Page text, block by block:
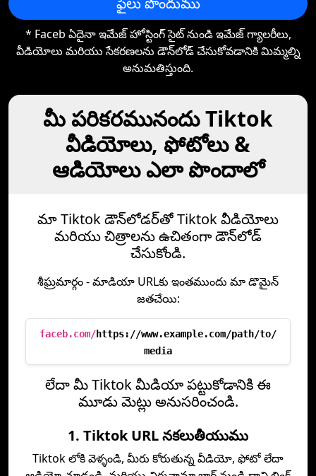
* Faceb ఏదైనా ఇమేజ్ హోస్టింగ్ సైట్ నుండి ఇమేజ్ గ్యాలరీలు,
వీడియోలు మరియు సేకరణలను డౌన్‌లోడ్ చేసుకోవడానికి మిమ్మల్ని
అనుమతిస్తుంది.
మీ పరికరమునందు Tiktok
వీడియోలు, ఫోటోలు &
ఆడియోలు ఎలా పొందాలో
మా Tiktok డౌన్‌లోడర్‌తో Tiktok వీడియోలు
మరియు చిత్రాలను ఉచితంగా డౌన్‌లోడ్
చేసుకోండి.
శీఘ్రమార్గం - మాడియా URL‌కు ఇంతముందు మా డొమైన్
జతచేయి:
faceb.com/https://www.example.com/path/to/
media
లేదా మీ Tiktok మీడియా పట్టుకోడానికి ఈ
మూడు మెట్లు అనుసరించండి.
1. Tiktok URL నకలుతీయుము
Tiktok లోకి వెళ్ళండి, మీరు కోరుతున్న వీడియో, ఫోటో లేదా